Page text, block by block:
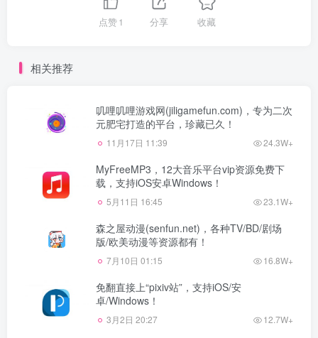
点赞1 分享 收藏
相关推荐
叽哩叽哩游戏网(jiligamefun.com)，专为二次
元肥宅打造的平台，珍藏已久！
11月17日 11:39 24.3W+
MyFreeMP3，12大音乐平台vip资源免费下
载，支持iOS安卓Windows！
5月11日 16:45 23.1W+
森之屋动漫(senfun.net)，各种TV/BD/剧场
版/欧美动漫等资源都有！
7月10日 01:15 16.8W+
免翻直接上“pixiv站”，支持iOS/安
卓/Windows！
3月2日 20:27 12.7W+